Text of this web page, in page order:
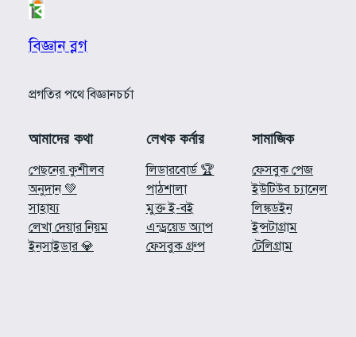
বিজ্ঞান ব্লগ
প্রগতির পথে বিজ্ঞানচর্চা
আমাদের কথা
পেছনের কুশীলব
অনুদান 💚
সাহায্য
লেখা দেয়ার নিয়ম
ইনসাইডার 💎
লেখক কর্নার
লিডারবোর্ড 🏆
পাঠশালা
মুক্ত ই-বই
এন্ড্রয়েড অ্যাপ
ফেসবুক গ্রুপ
সামাজিক
ফেসবুক পেজ
ইউটিউব চ্যানেল
লিঙ্কডইন
ইন্সটাগ্রাম
টেলিগ্রাম